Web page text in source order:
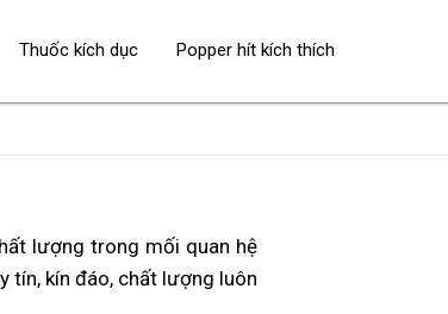
lượng trong mối quan hệ
tín, kín đáo, chất lượng luôn
Thuốc kích dục Popper hít kích thích